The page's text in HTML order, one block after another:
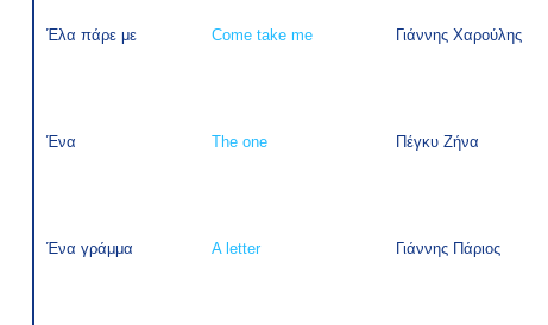
Έλα πάρε με Come take me Γιάννης Χαρούλης
Ένα The one Πέγκυ Ζήνα
Ένα γράμμα A letter Γιάννης Πάριος